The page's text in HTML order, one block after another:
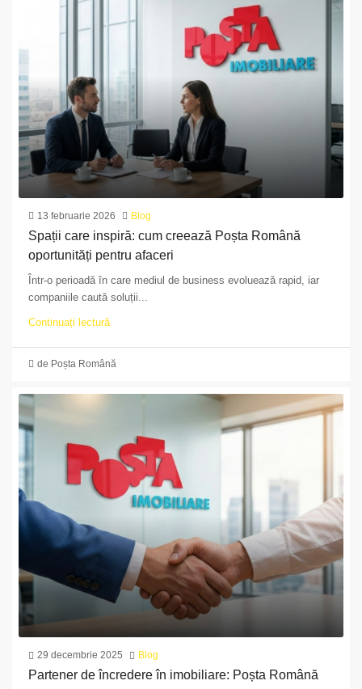
13 februarie 2026 Blog
Spații care inspiră: cum creează Poșta Română
oportunități pentru afaceri
Într-o perioadă în care mediul de business evoluează rapid, iar
companiile caută soluții...
Continuați lectură
de Poșta Română
29 decembrie 2025 Blog
Partener de încredere în imobiliare: Poșta Română